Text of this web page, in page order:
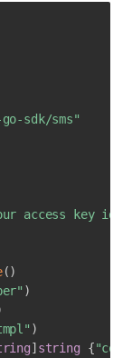
sdk/sms"
access key id"
()
)
)
] string {